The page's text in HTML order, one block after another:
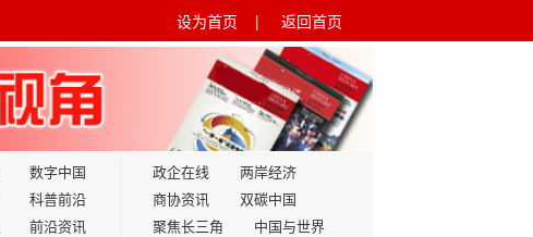
返回首页
设为首页 |
数字中国
科普前沿
前沿资讯
政企在线
两岸经济
商协资讯
双碳中国
聚焦长三角
中国与世界